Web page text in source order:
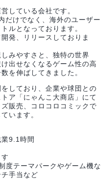
している会社です。
だけでなく、海外のユーザー
ルとなっております。
発、リリースしておりま
みやすさと、独特の世界
出せなくなるゲーム性の高
を伸ばしてきました。
しており、企業や球団との
ア「にゃんこ大商店」にて
販売、コロコロコミックで
います。
9.1時間
度テーマパークやゲーム機な
手当など